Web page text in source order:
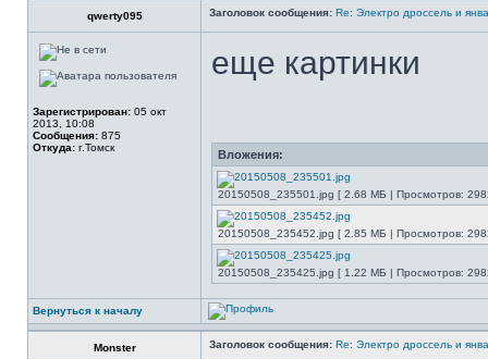
qwerty095 Заголовок сообщения: Re: Электро дроссель и
Зарегистрирован: 05 окт
2013, 10:08
Сообщения: 875
Откуда: г.Томск
еще картинки
Вложения:
20150508_235501.jpg [ 2.68 МБ | Просмотров:
20150508_235452.jpg [ 2.85 МБ | Просмотров:
20150508_235425.jpg [ 1.22 МБ | Просмотров:
Вернуться к началу
Monster Заголовок сообщения: Re: Электро дроссель и